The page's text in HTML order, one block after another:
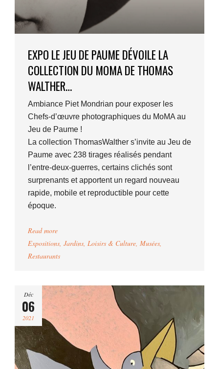
EXPO LE JEU DE PAUME DÉVOILE LA
COLLECTION DU MOMA DE THOMAS
WALTHER…
Ambiance Piet Mondrian pour exposer les
Chefs-d’œuvre photographiques du MoMA au
Jeu de Paume !
La collection ThomasWalther s’invite au Jeu de
Paume avec 238 tirages réalisés pendant
l’entre-deux-guerres, certains clichés sont
surprenants et apportent un regard nouveau
rapide, mobile et reproductible pour cette
époque.
Read more
Expositions Jardins Loisirs & Culture Musées
Restaurants
Déc
06
2021